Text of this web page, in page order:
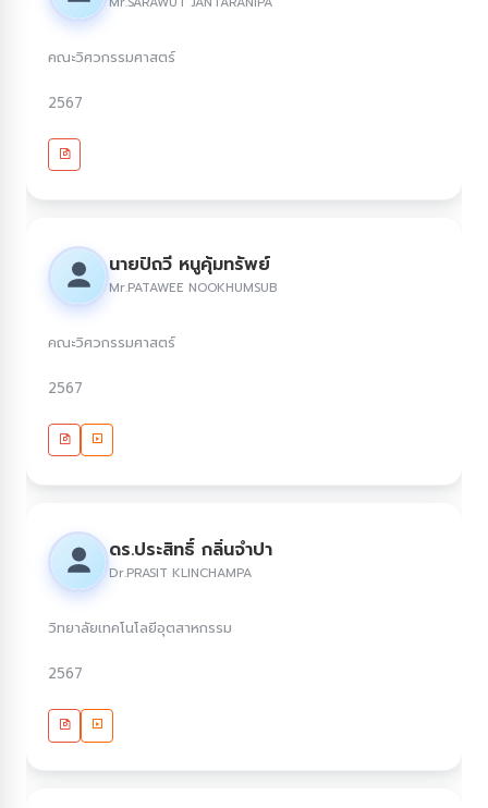
คณะวิศวกรรมศาสตร์
2567
นายปัถวี หนูคุ้มทรัพย์
Mr.PATAWEE NOOKHUMSUB
คณะวิศวกรรมศาสตร์
2567
ดร.ประสิทธิ์ กลิ่นจำปา
Dr.PRASIT KLINCHAMPA
วิทยาลัยเทคโนโลยีอุตสาหกรรม
2567